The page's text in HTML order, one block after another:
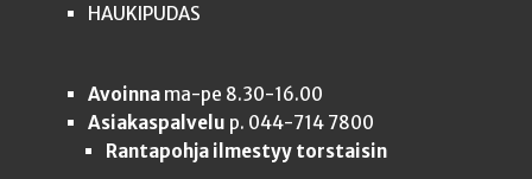
HAUKIPUDAS
Avoinnama-pe 8.30-16.00
Asiakaspalvelu p. 044-714 7800
Rantapohja ilmestyy torstaisin